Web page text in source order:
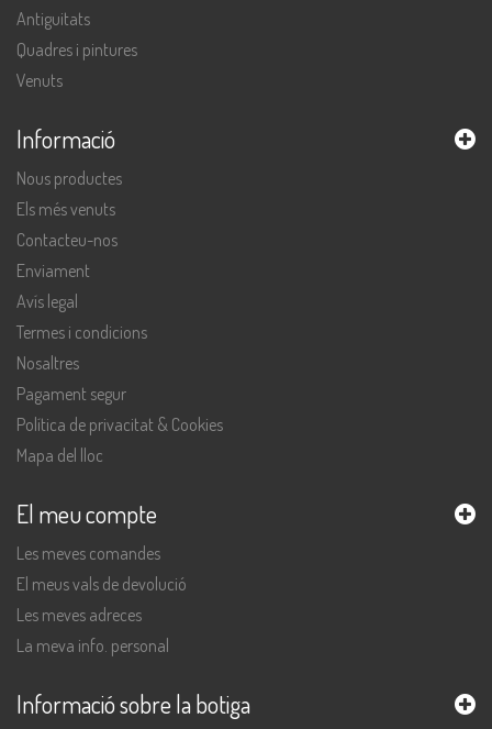
Antiguitats
Quadres i pintures
Venuts
Informació
Nous productes
Els més venuts
Contacteu-nos
Enviament
Avís legal
Termes i condicions
Nosaltres
Pagament segur
Política de privacitat & Cookies
Mapa del lloc
El meu compte
Les meves comandes
El meus vals de devolució
Les meves adreces
La meva info. personal
Informació sobre la botiga